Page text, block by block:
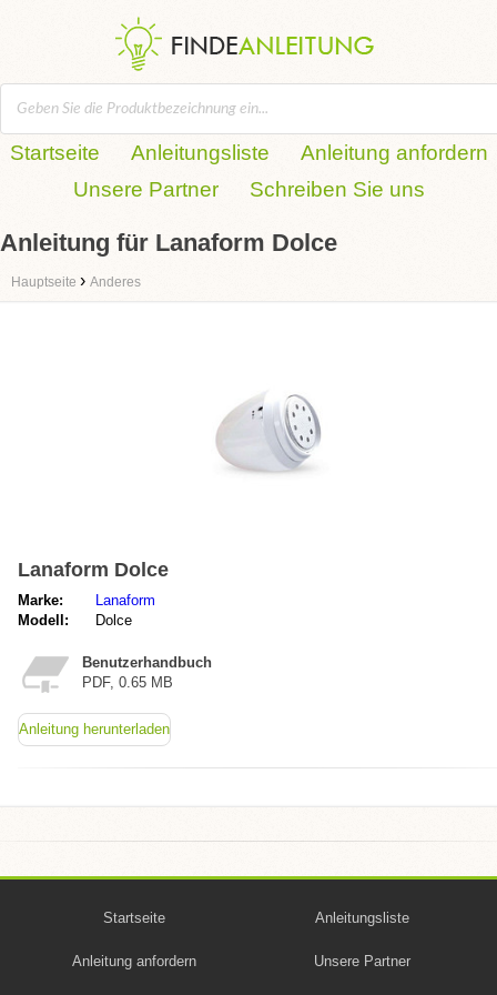
Startseite Anleitungsliste
Anleitung anfordern
Unsere Partner
Schreiben Sie uns
Anleitung für Lanaform Dolce
Hauptseite › Anderes
Lanaform Dolce
Marke:
Lanaform
Modell:
Dolce
Benutzerhandbuch
PDF, 0.65 MB
Anleitung herunterladen
Startseite Anleitungsliste
Anleitung anfordern Unsere Partner